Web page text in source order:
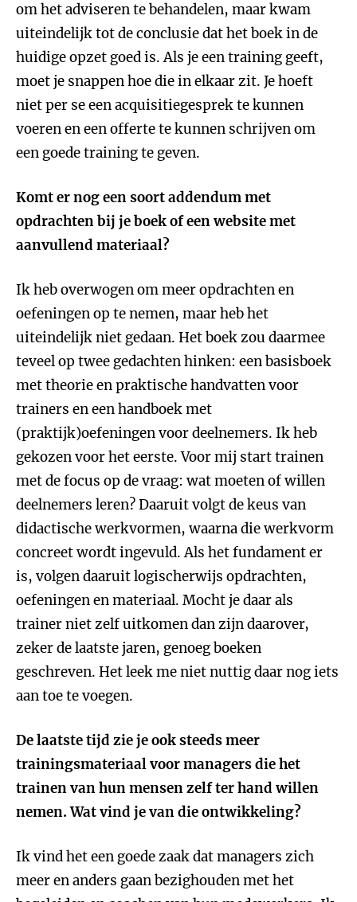
om het adviseren te behandelen, maar kwam
uiteindelijk tot de conclusie dat het boek in de
huidige opzet goed is. Als je een training geeft,
moet je snappen hoe die in elkaar zit. Je hoeft
niet per se een acquisitiegesprek te kunnen
voeren en een offerte te kunnen schrijven om
een goede training te geven.
Komt er nog een soort addendum met
opdrachten bij je boek of een website met
aanvullend materiaal?
Ik heb overwogen om meer opdrachten en
oefeningen op te nemen, maar heb het
uiteindelijk niet gedaan. Het boek zou daarmee
teveel op twee gedachten hinken: een basisboek
met theorie en praktische handvatten voor
trainers en een handboek met
(praktijk)oefeningen voor deelnemers. Ik heb
gekozen voor het eerste. Voor mij start trainen
met de focus op de vraag: wat moeten of willen
deelnemers leren? Daaruit volgt de keus van
didactische werkvormen, waarna die werkvorm
concreet wordt ingevuld. Als het fundament er
is, volgen daaruit logischerwijs opdrachten,
oefeningen en materiaal. Mocht je daar als
trainer niet zelf uitkomen dan zijn daarover,
zeker de laatste jaren, genoeg boeken
geschreven. Het leek me niet nuttig daar nog iets
aan toe te voegen.
De laatste tijd zie je ook steeds meer
trainingsmateriaal voor managers die het
trainen van hun mensen zelf ter hand willen
nemen. Wat vind je van die ontwikkeling?
Ik vind het een goede zaak dat managers zich
meer en anders gaan bezighouden met het